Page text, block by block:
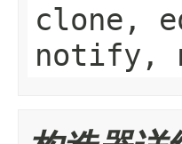
clone,
notify,